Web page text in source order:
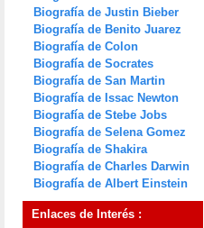
Biografía de Justin Bieber
Biografía de Benito Juarez
Biografía de Colon
Biografía de Socrates
Biografía de San Martin
Biografía de Issac Newton
Biografía de Stebe Jobs
Biografía de Selena Gomez
Biografía de Shakira
Biografía de Charles Darwin
Biografía de Albert Einstein
Enlaces de Interés :